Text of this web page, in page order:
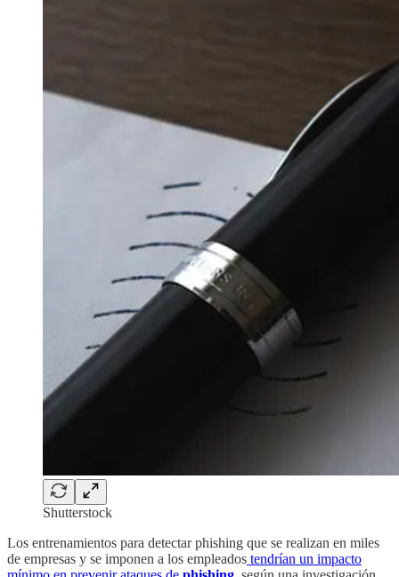
Shutterstock
Los entrenamientos para detectar phishing que se realizan en miles
de empresas y se imponen a los empleados tendrían un impacto